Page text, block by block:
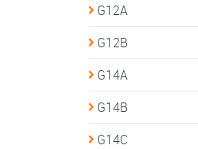
G12A
G12B
G14A
G14B
G14C